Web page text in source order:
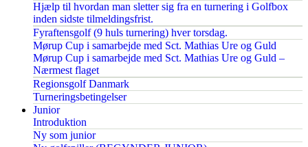
Hjælp til hvordan man sletter sig fra en turnering i Golfbox
inden sidste tilmeldingsfrist.
Fyraftensgolf (9 huls turnering) hver torsdag.
Mørup Cup i samarbejde med Sct. Mathias Ure og Guld
Mørup Cup i samarbejde med Sct. Mathias Ure og Guld –
Nærmest flaget
Regionsgolf Danmark
Turneringsbetingelser
Junior
Introduktion
Ny som junior